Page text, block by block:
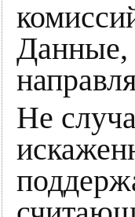
Данные,
Не